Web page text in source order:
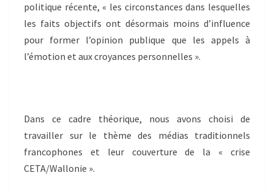
politique récente, « les circonstances dans lesquelles
les faits objectifs ont désormais moins d’influence
pour former l’opinion publique que les appels à
l’émotion et aux croyances personnelles ».
Dans ce cadre théorique, nous avons choisi de
travailler sur le thème des médias traditionnels
francophones et leur couverture de la « crise
CETA/Wallonie ».